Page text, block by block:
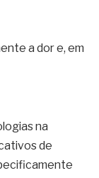
a dor e, em
na
de